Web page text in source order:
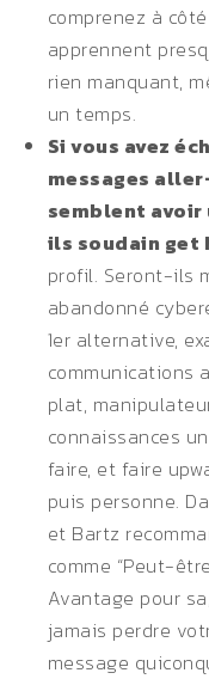
comprenez à
apprennent
rien manquant,
un temps.
Si vous avez
messages
semblent avoir
ils soudain get
profil. Seront-ils
abandonné
1er alternative,
communications
plat,
connaissances
faire, et faire
puis personne.
et Bartz
comme “Peut-
Avantage pour
jamais perdre
message